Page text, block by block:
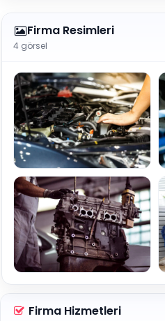
Firma Resimleri
4 görsel
Firma Hizmetleri